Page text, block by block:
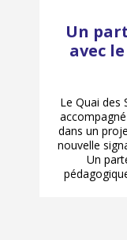
Un
avec
Le Quai des
dans un
nouvelle
Un